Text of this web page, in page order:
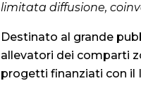
limitata diffusione,
Destinato al grande
allevatori dei comparti
progetti finanziati con il